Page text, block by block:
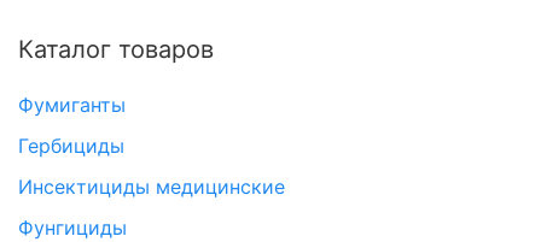
Каталог товаров
Фумиганты
Гербициды
Инсектициды медицинские
Фунгициды